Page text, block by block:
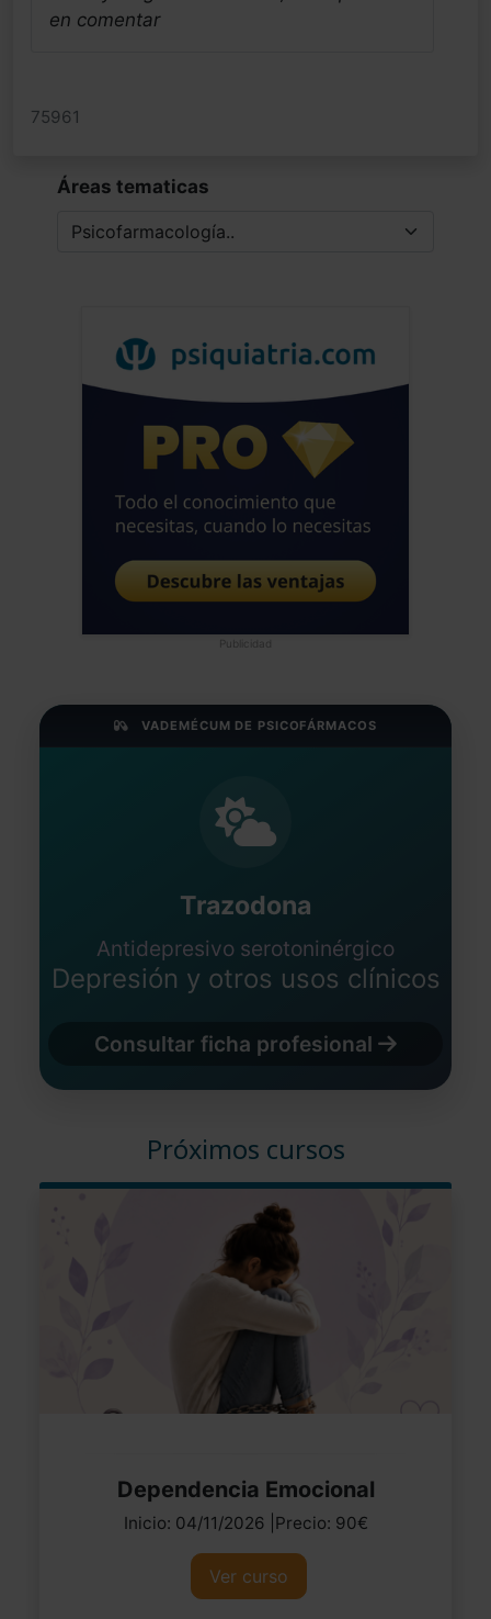
en comentar
75961
Áreas tematicas
Publicidad
VADEMÉCUM DE PSICOFÁRMACOS
Trazodona
Antidepresivo serotoninérgico
Depresión y otros usos clínicos
Consultar ficha profesional
Próximos cursos
Dependencia Emocional
Inicio: 04/11/2026 |Precio: 90€
Ver curso